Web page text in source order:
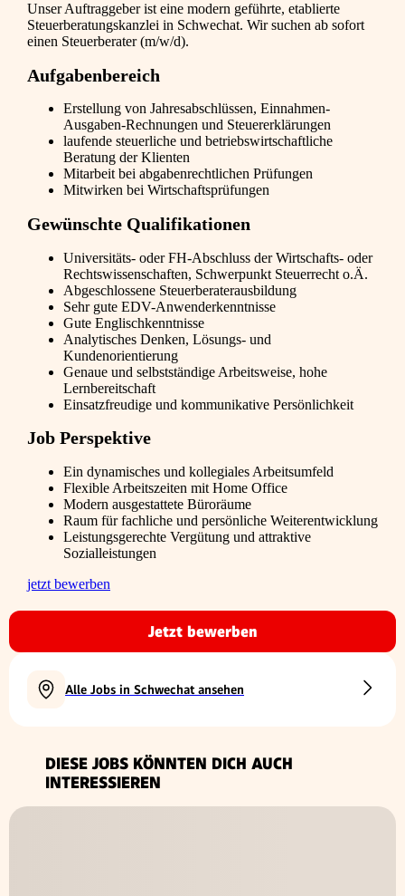
Unser Auftraggeber ist eine modern geführte, etablierte
Steuerberatungskanzlei in Schwechat. Wir suchen ab sofort
einen Steuerberater (m/w/d).
Aufgabenbereich
Erstellung von Jahresabschlüssen, Einnahmen-
Ausgaben-Rechnungen und Steuererklärungen
laufende steuerliche und betriebswirtschaftliche
Beratung der Klienten
Mitarbeit bei abgabenrechtlichen Prüfungen
Mitwirken bei Wirtschaftsprüfungen
Gewünschte Qualifikationen
Universitäts- oder FH-Abschluss der Wirtschafts- oder
Rechtswissenschaften, Schwerpunkt Steuerrecht o.Ä.
Abgeschlossene Steuerberaterausbildung
Sehr gute EDV-Anwenderkenntnisse
Gute Englischkenntnisse
Analytisches Denken, Lösungs- und
Kundenorientierung
Genaue und selbstständige Arbeitsweise, hohe
Lernbereitschaft
Einsatzfreudige und kommunikative Persönlichkeit
Job Perspektive
Ein dynamisches und kollegiales Arbeitsumfeld
Flexible Arbeitszeiten mit Home Office
Modern ausgestattete Büroräume
Raum für fachliche und persönliche Weiterentwicklung
Leistungsgerechte Vergütung und attraktive
Sozialleistungen
jetzt bewerben
Jetzt bewerben
Alle Jobs in Schwechat ansehen
DIESE JOBS KÖNNTEN DICH AUCH
INTERESSIEREN